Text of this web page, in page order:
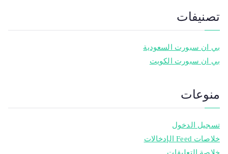
تصنيفات
بي ان سبورت السعودية
بي ان سبورت الكويت
منوعات
تسجيل الدخول
خلاصات Feed الإدخالات